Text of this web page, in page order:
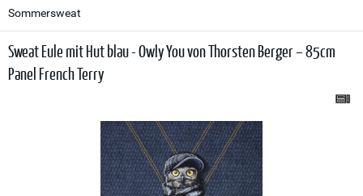
Sommersweat
Sweat Eule mit Hut blau - Owly You von Thorsten Berger – 85cm
Panel French Terry